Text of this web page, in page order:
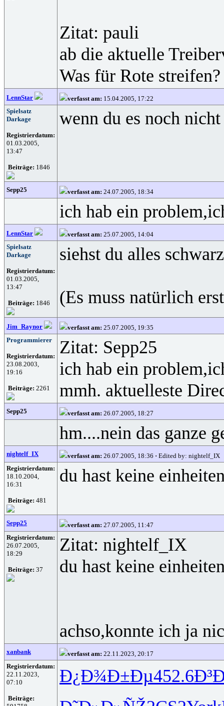
Zitat: pauli
ab die aktuelle
Was für Rote streifen?
LennStar verfasst am: 15.04.2005, 17:22
Spielsatz
Darkage
Registrierdatum:
01.03.2005,
13:47
Beiträge: 1846
wenn du es noch
Sepp25 verfasst am: 24.07.2005, 18:34
ich hab ein
LennStar verfasst am: 25.07.2005, 14:04
Spielsatz
Darkage
Registrierdatum:
01.03.2005,
13:47
Beiträge: 1846
siehst du alles
(Es muss natürlich
Jim_Raynor verfasst am: 25.07.2005, 19:35
Programmierer
Registrierdatum:
23.08.2003,
19:16
Beiträge: 2261
Zitat: Sepp25
ich hab ein
mmh. aktuelleste
Sepp25 verfasst am: 26.07.2005, 18:27
hm....nein das ganze
nightelf_IX verfasst am: 26.07.2005, 18:36 · Edited by: nightelf_IX
Registrierdatum:
18.10.2004,
16:31
Beiträge: 481
du hast keine
Sepp25 verfasst am: 27.07.2005, 11:47
Registrierdatum:
26.07.2005,
18:29
Beiträge: 37
Zitat: nightelf_IX
du hast keine
achso,konnte ich ja
xanbank verfasst am: 22.11.2023, 20:17
Registrierdatum:
22.11.2023,
07:10
Beiträge:
Ð¿Ð¾Ð±Ðµ452.6